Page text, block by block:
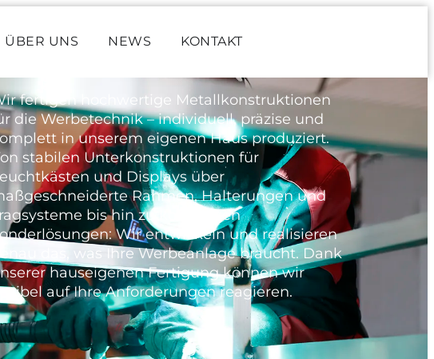
ÜBER UNS NEWS KONTAKT
fertigen hochwertige Metallkonstruktionen
die Werbetechnik – individuell, präzise und
in unserem eigenen Haus produziert.
stabilen Unterkonstruktionen für
und Displays über
Rahmen, Halterungen und
bis hin zu komplexen
Wir entwickeln und realisieren
das, was Ihre Werbeanlage braucht. Dank
hauseigenen Fertigung können wir
auf Ihre Anforderungen reagieren.